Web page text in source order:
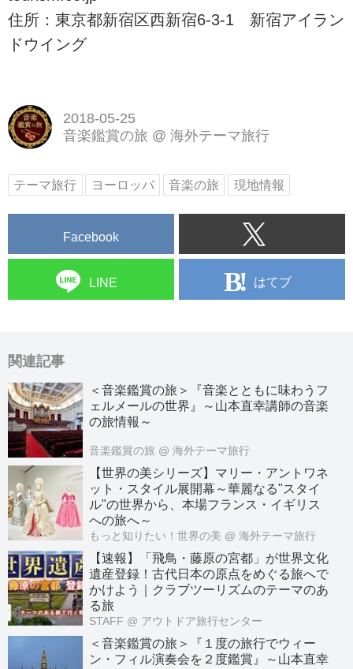
住所：東京都新宿区西新宿6-3-1 新宿アイラン
ドウイング
2018-05-25
音楽鑑賞の旅 @ 海外テーマ旅行
テーマ旅行 ヨーロッパ 音楽の旅 現地情報
Facebook
LINE はてブ
関連記事
＜音楽鑑賞の旅＞『音楽とともに味わうフ
ェルメールの世界』～山本直幸講師の音楽
の旅情報～
音楽鑑賞の旅 @ 海外テーマ旅行
【世界の美シリーズ】マリー・アントワネ
ット・スタイル展開幕～華麗なる"スタイ
ル"の世界から、本場フランス・イギリス
への旅へ～
もっと知りたい！世界の美 @ 海外テーマ旅行
【速報】「飛鳥・藤原の宮都」が世界文化
遺産登録！古代日本の原点をめぐる旅へで
かけよう｜クラブツーリズムのテーマのあ
る旅
STAFF @ アウトドア旅行センター
＜音楽鑑賞の旅＞『１度の旅行でウィー
ン・フィル演奏会を２度鑑賞』～山本直幸